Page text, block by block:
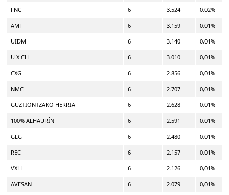
FNC 6 3.524 0,02%
AMF 6 3.159 0,01%
UIDM 6 3.140 0,01%
U X CH 6 3.010 0,01%
CXG 6 2.856 0,01%
NMC 6 2.707 0,01%
GUZTIONTZAKO HERRIA 6 2.628 0,01%
100% ALHAURÍN 6 2.591 0,01%
GLG 6 2.480 0,01%
REC 6 2.157 0,01%
VXLL 6 2.126 0,01%
AVESAN 6 2.079 0,01%